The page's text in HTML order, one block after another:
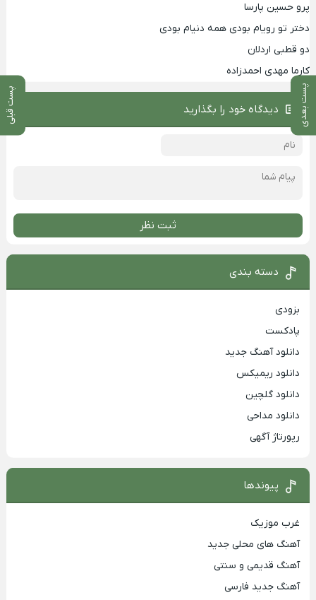
پست بعدی پست قبلی
پرو حسین پارسا
دختر تو رویام بودی همه دنیام بودی
دو قطبی اردلان
کارما مهدی احمدزاده
دیدگاه خود را بگذارید
ثبت نظر
دسته بندی
بزودی
پادکست
دانلود آهنگ جدید
دانلود ریمیکس
دانلود گلچین
دانلود مداحی
رپورتاژ آگهی
پیوندها
غرب موزیک
آهنگ های محلی جدید
آهنگ قدیمی و سنتی
آهنگ جدید فارسی